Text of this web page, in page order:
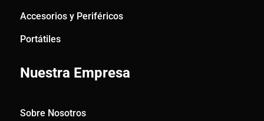
Accesorios y Periféricos
Portátiles
Nuestra Empresa
Sobre Nosotros